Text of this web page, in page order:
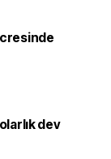
dev